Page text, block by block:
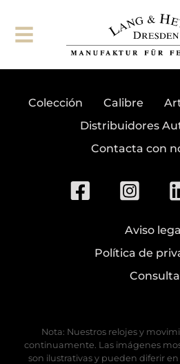
Suscribirse al
Colección Calibre
Distribuidores
Contacta con
Aviso
Política de
Consulta
Nota: Nuestros relojes y
continuamente. Las imágenes
son ilustrativas y pueden diferir